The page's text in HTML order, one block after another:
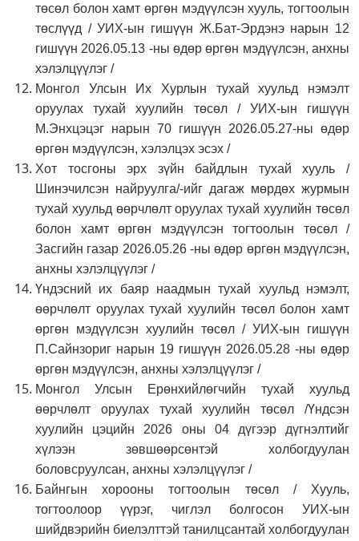
төсөл болон хамт өргөн мэдүүлсэн хууль, тогтоолын
төслүүд / УИХ-ын гишүүн Ж.Бат-Эрдэнэ нарын 12
гишүүн 2026.05.13 -ны өдөр өргөн мэдүүлсэн, анхны
хэлэлцүүлэг /
Монгол Улсын Их Хурлын тухай хуульд нэмэлт
оруулах тухай хуулийн төсөл / УИХ-ын гишүүн
М.Энхцэцэг нарын 70 гишүүн 2026.05.27-ны өдөр
өргөн мэдүүлсэн, хэлэлцэх эсэх /
Хот тосгоны эрх зүйн байдлын тухай хууль /
Шинэчилсэн найруулга/-ийг дагаж мөрдөх журмын
тухай хуульд өөрчлөлт оруулах тухай хуулийн төсөл
болон хамт өргөн мэдүүлсэн тогтоолын төсөл /
Засгийн газар 2026.05.26 -ны өдөр өргөн мэдүүлсэн,
анхны хэлэлцүүлэг /
Үндэсний их баяр наадмын тухай хуульд нэмэлт,
өөрчлөлт оруулах тухай хуулийн төсөл болон хамт
өргөн мэдүүлсэн хуулийн төсөл / УИХ-ын гишүүн
П.Сайнзориг нарын 19 гишүүн 2026.05.28 -ны өдөр
өргөн мэдүүлсэн, анхны хэлэлцүүлэг /
Монгол Улсын Ерөнхийлөгчийн тухай хуульд
өөрчлөлт оруулах тухай хуулийн төсөл /Үндсэн
хуулийн цэцийн 2026 оны 04 дүгээр дүгнэлтийг
хүлээн зөвшөөрсөнтэй холбогдуулан
боловсруулсан, анхны хэлэлцүүлэг /
Байнгын хорооны тогтоолын төсөл / Хууль,
тогтоолоор үүрэг, чиглэл болгосон УИХ-ын
шийдвэрийн биелэлттэй танилцсантай холбогдуулан